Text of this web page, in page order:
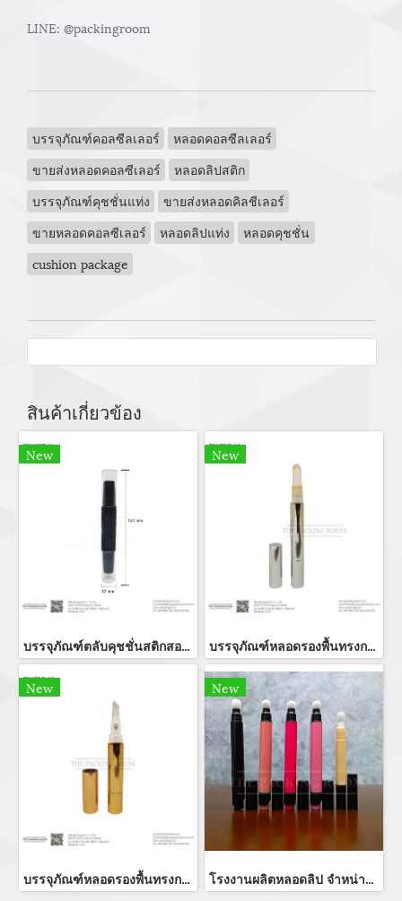
LINE: @packingroom
บรรจุภัณฑ์คอลซีลเลอร์
หลอดคอลซีลเลอร์
ขายส่งหลอดคอลซีเลอร์
หลอดลิปสติก
บรรจุภัณฑ์คุชชั่นแท่ง
ขายส่งหลอดคิลชีเลอร์
ขายหลอดคอลซีเลอร์
หลอดลิปแท่ง
หลอดคุชชั่น
cushion package
สินค้าเกี่ยวข้อง
New
บรรจุภัณฑ์ตลับคุชชั่นสติกสองหัวสีขี้ม้าฝาปิดโปร่งใส
New
บรรจุภัณฑ์หลอดรองพื้นทรงกลมสีเงินเงาใช้งานแบบหมุน
New
บรรจุภัณฑ์หลอดรองพื้นทรงกลมสีทองเงาใช้งานแบบหมุน
New
โรงงานผลิตหลอดลิป จำหน่ายหลอดคอนซีลเลอร์ รับผลิตหลอดลิปหัวฟองน้ำทรงสวยหรู สามรถนำไปบรรจุภัณฑ์ลิปกลอส ลิปจิ้จุ่ม บรรจุผลิตภัณฑ์คอนซีลเลอร์ บรรจุภัณฑ์หลอดคอนทัวร์